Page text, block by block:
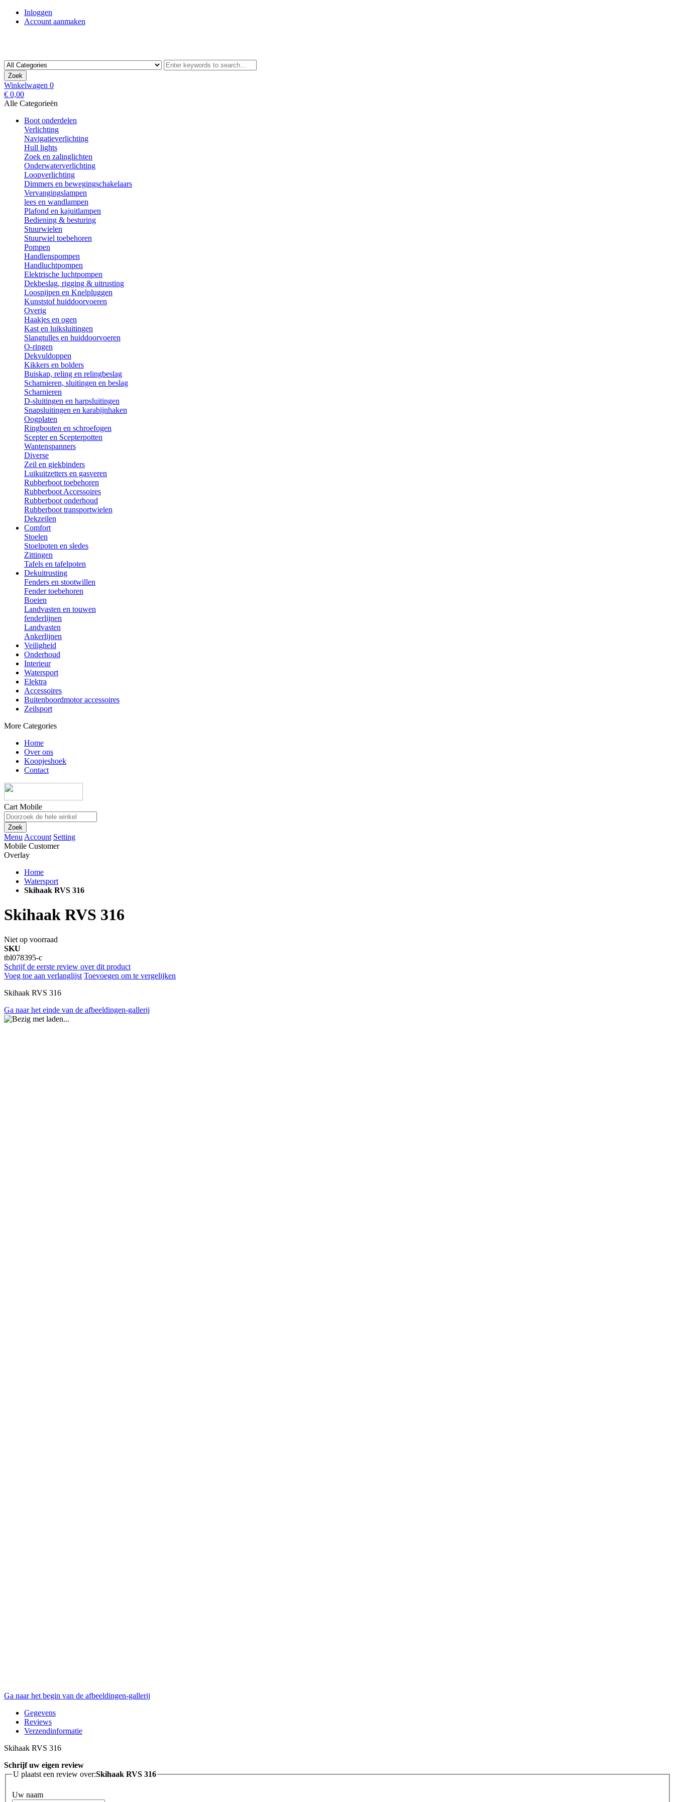
Inloggen
Account aanmaken
Zoek
Winkelwagen 0
€ 0,00
Alle Categorieën
Boot onderdelen
Verlichting
Navigatieverlichting
Hull lights
Zoek en zalinglichten
Onderwaterverlichting
Loopverlichting
Dimmers en bewegingschakelaars
Vervangingslampen
lees en wandlampen
Plafond en kajuitlampen
Bediening & besturing
Stuurwielen
Stuurwiel toebehoren
Pompen
Handlenspompen
Handluchtpompen
Elektrische luchtpompen
Dekbeslag, rigging & uitrusting
Loospijpen en Knelpluggen
Kunststof huiddoorvoeren
Overig
Haakjes en ogen
Kast en luiksluitingen
Slangtulles en huiddoorvoeren
O-ringen
Dekvuldoppen
Kikkers en bolders
Buiskap, reling en relingbeslag
Scharnieren, sluitingen en beslag
Scharnieren
D-sluitingen en harpsluitingen
Snapsluitingen en karabijnhaken
Oogplaten
Ringbouten en schroefogen
Scepter en Scepterpotten
Wantenspanners
Diverse
Zeil en giekbinders
Luikuitzetters en gasveren
Rubberboot toebehoren
Rubberboot Accessoires
Rubberboot onderhoud
Rubberboot transportwielen
Dekzeilen
Comfort
Stoelen
Stoelpoten en sledes
Zittingen
Tafels en tafelpoten
Dekuitrusting
Fenders en stootwillen
Fender toebehoren
Boeien
Landvasten en touwen
fenderlijnen
Landvasten
Ankerlijnen
Veiligheid
Onderhoud
Interieur
Watersport
Elektra
Accessoires
Buitenboordmotor accessoires
Zeilsport
More Categories
Home
Over ons
Koopjeshoek
Contact
Cart Mobile
Zoek
Menu Account Setting
Mobile Customer
Overlay
Home
Watersport
Skihaak RVS 316
Skihaak RVS 316
Niet op voorraad
SKU
tbl078395-c
Schrijf de eerste review over dit product
Voeg toe aan verlanglijst Toevoegen om te vergelijken
Skihaak RVS 316
Ga naar het einde van de afbeeldingen-gallerij
Ga naar het begin van de afbeeldingen-gallerij
Gegevens
Reviews
Verzendinformatie
Skihaak RVS 316
Schrijf uw eigen review
U plaatst een review over:Skihaak RVS 316
Uw naam